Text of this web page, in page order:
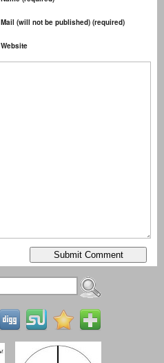
Mail (will not be published) (required)
Website